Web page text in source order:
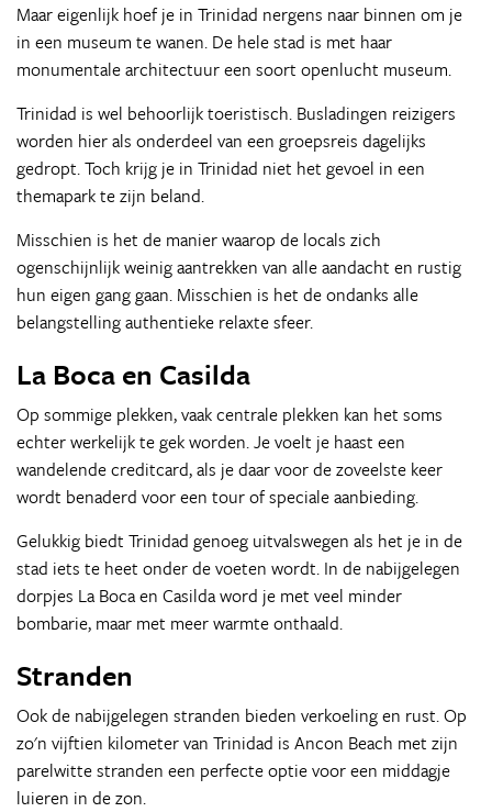
Maar eigenlijk hoef je in Trinidad nergens naar binnen om je
in een museum te wanen. De hele stad is met haar
monumentale architectuur een soort openlucht museum.
Trinidad is wel behoorlijk toeristisch. Busladingen reizigers
worden hier als onderdeel van een groepsreis dagelijks
gedropt. Toch krijg je in Trinidad niet het gevoel in een
themapark te zijn beland.
Misschien is het de manier waarop de locals zich
ogenschijnlijk weinig aantrekken van alle aandacht en rustig
hun eigen gang gaan. Misschien is het de ondanks alle
belangstelling authentieke relaxte sfeer.
La Boca en Casilda
Op sommige plekken, vaak centrale plekken kan het soms
echter werkelijk te gek worden. Je voelt je haast een
wandelende creditcard, als je daar voor de zoveelste keer
wordt benaderd voor een tour of speciale aanbieding.
Gelukkig biedt Trinidad genoeg uitvalswegen als het je in de
stad iets te heet onder de voeten wordt. In de nabijgelegen
dorpjes La Boca en Casilda word je met veel minder
bombarie, maar met meer warmte onthaald.
Stranden
Ook de nabijgelegen stranden bieden verkoeling en rust. Op
zo'n vijftien kilometer van Trinidad is Ancon Beach met zijn
parelwitte stranden een perfecte optie voor een middagje
luieren in de zon.